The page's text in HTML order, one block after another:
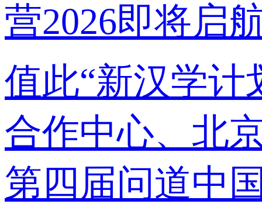
营2026即将启
值此“新汉学计
合作中心、北
第四届问道中